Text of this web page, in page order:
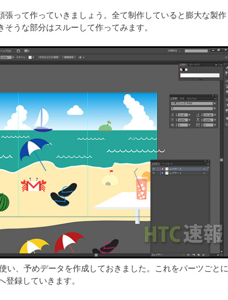
張って作っていきましょう。全て制作していると膨大な製作
うな部分はスルーして作ってみます。
い、予めデータを作成しておきました。これをパーツごとに
登録していきます。